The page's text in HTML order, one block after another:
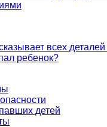
всех
ребенок?
детей